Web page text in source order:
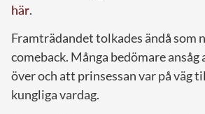
här.
Framträdandet tolkades ändå som
comeback. Många bedömare
över och att prinsessan var på väg
kungliga vardag.